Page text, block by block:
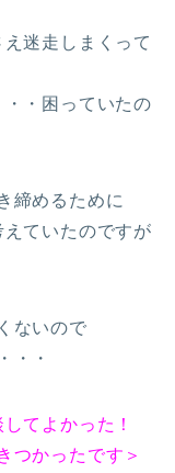
迷走しまくって
・困っていたの
締めるために
ていたのですが
ないので
・・
てよかった！
つかったです＞